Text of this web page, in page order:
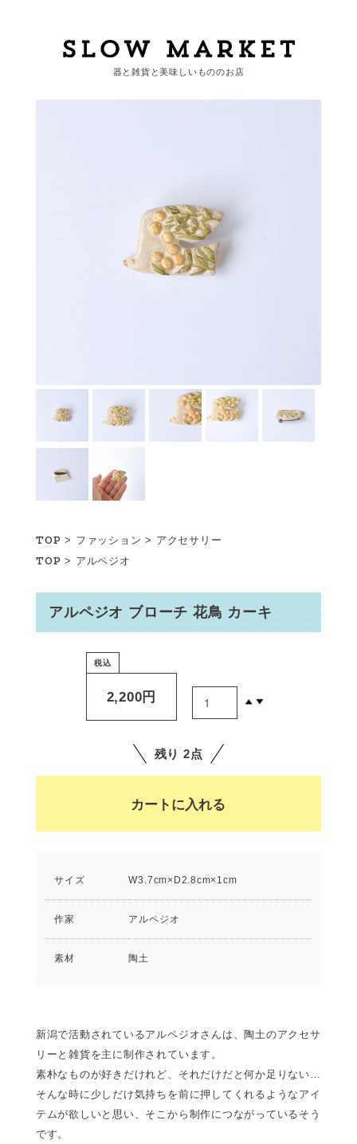
カートを見る
配送について
器と雑貨と美味しいもののお店
TOP > ファッション > アクセサリー
TOP > アルペジオ
アルペジオ ブローチ 花鳥 カーキ
税込
2,200円
残り 2点
サイズ W3.7cm×D2.8cm×1cm
作家 アルペジオ
素材 陶土
新潟で活動されているアルペジオさんは、陶土のアクセサ
リーと雑貨を主に制作されています。
素朴なものが好きだけれど、それだけだと何か足りない…
そんな時に少しだけ気持ちを前に押してくれるようなアイ
テムが欲しいと思い、そこから制作につながっているそう
です。